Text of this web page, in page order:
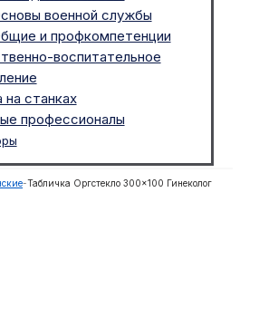
военной службы
и профкомпетенции
воспитательное
на станках
профессионалы
-Табличка Оргстекло 300×100 Гинеколог